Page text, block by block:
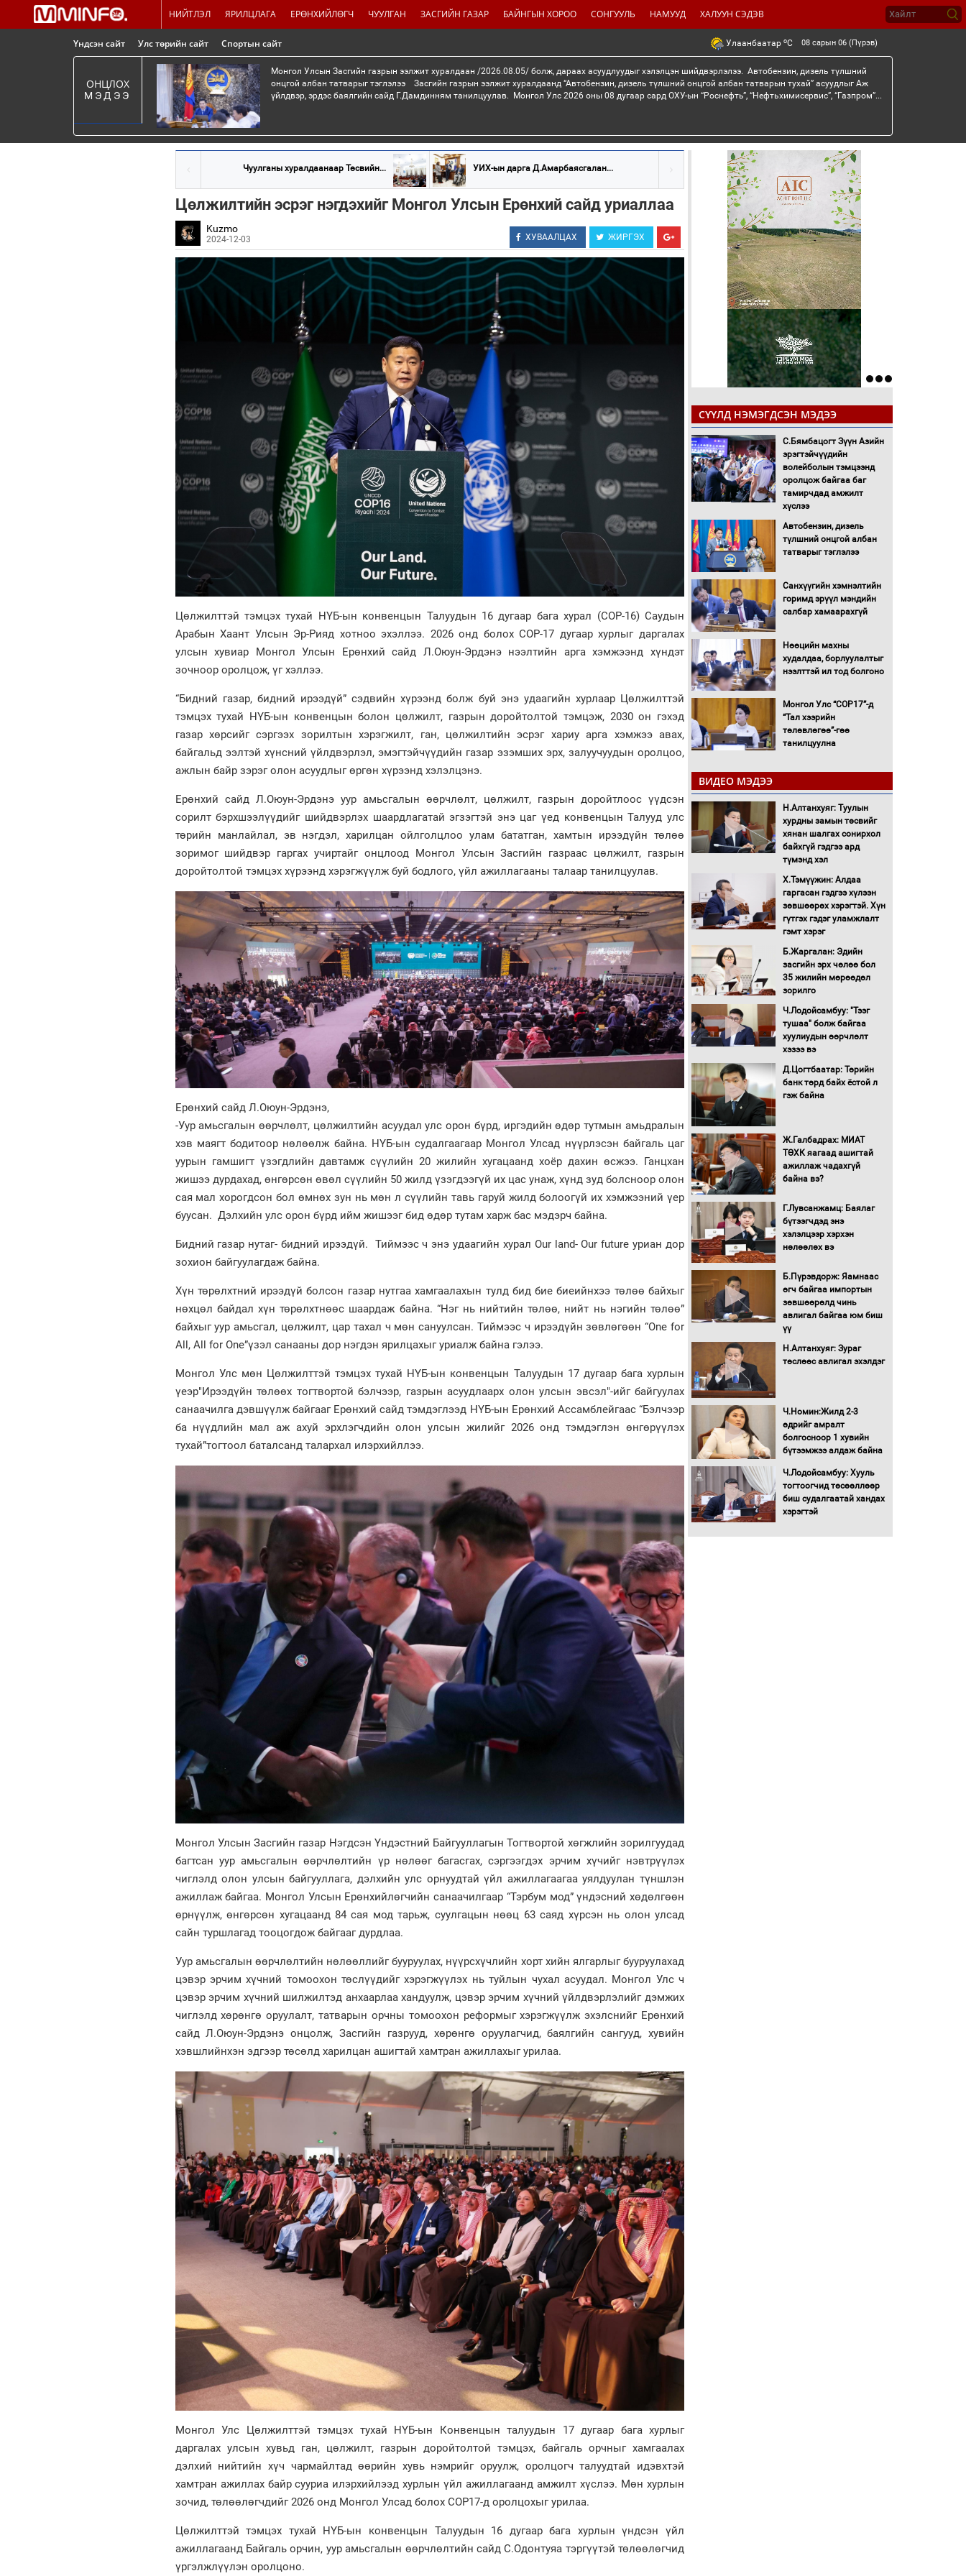
НИЙТЛЭЛ ЯРИЛЦЛАГА ЕРӨНХИЙЛӨГЧ ЧУУЛГАН ЗАСГИЙН ГАЗАР БАЙНГЫН ХОРОО СОНГУУЛЬ НАМУУД ХАЛУУН СЭДЭВ
Үндсэн сайт Улс төрийн сайт Спортын сайт Улаанбаатар oC 08 сарын 06 (Пүрэв)
ОНЦЛОХ
МЭДЭЭ
Монгол Улсын Засгийн газрын ээлжит хуралдаан /2026.08.05/ болж, дараах асуудлуудыг хэлэлцэн шийдвэрлэлээ. Автобензин, дизель түлшний
онцгой албан татварыг тэглэлээ Засгийн газрын ээлжит хуралдаанд “Автобензин, дизель түлшний онцгой албан татварын тухай” асуудлыг Аж
үйлдвэр, эрдэс баялгийн сайд Г.Дамдинням танилцуулав. Монгол Улс 2026 оны 08 дугаар сард ОХУ-ын “Роснефть”, “Нефтьхимисервис”, “Газпром”...
Чуулганы хуралдаанаар Төсвийн... УИХ-ын дарга Д.Амарбаясгалан...
Цөлжилтийн эсрэг нэгдэхийг Монгол Улсын Ерөнхий сайд уриаллаа
Kuzmo
2024-12-03 ХУВААЛЦАХ ЖИРГЭХ
Цөлжилттэй тэмцэх тухай НҮБ-ын конвенцын Талуудын 16 дугаар бага хурал (COP-16) Саудын
Арабын Хаант Улсын Эр-Рияд хотноо эхэллээ. 2026 онд болох COP-17 дугаар хурлыг даргалах
улсын хувиар Монгол Улсын Ерөнхий сайд Л.Оюун-Эрдэнэ нээлтийн арга хэмжээнд хүндэт
зочноор оролцож, үг хэллээ.
“Бидний газар, бидний ирээдүй” сэдвийн хүрээнд болж буй энэ удаагийн хурлаар Цөлжилттэй
тэмцэх тухай НҮБ-ын конвенцын болон цөлжилт, газрын доройтолтой тэмцэж, 2030 он гэхэд
газар хөрсийг сэргээх зорилтын хэрэгжилт, ган, цөлжилтийн эсрэг хариу арга хэмжээ авах,
байгальд ээлтэй хүнсний үйлдвэрлэл, эмэгтэйчүүдийн газар эзэмших эрх, залуучуудын оролцоо,
ажлын байр зэрэг олон асуудлыг өргөн хүрээнд хэлэлцэнэ.
Ерөнхий сайд Л.Оюун-Эрдэнэ уур амьсгалын өөрчлөлт, цөлжилт, газрын доройтлоос үүдсэн
сорилт бэрхшээлүүдийг шийдвэрлэх шаардлагатай эгзэгтэй энэ цаг үед конвенцын Талууд улс
төрийн манлайлал, эв нэгдэл, харилцан ойлголцлоо улам бататган, хамтын ирээдүйн төлөө
зоримог шийдвэр гаргах учиртайг онцлоод Монгол Улсын Засгийн газраас цөлжилт, газрын
доройтолтой тэмцэх хүрээнд хэрэгжүүлж буй бодлого, үйл ажиллагааны талаар танилцуулав.
Ерөнхий сайд Л.Оюун-Эрдэнэ,
-Уур амьсгалын өөрчлөлт, цөлжилтийн асуудал улс орон бүрд, иргэдийн өдөр тутмын амьдралын
хэв маягт бодитоор нөлөөлж байна. НҮБ-ын судалгаагаар Монгол Улсад нүүрлэсэн байгаль цаг
уурын гамшигт үзэгдлийн давтамж сүүлийн 20 жилийн хугацаанд хоёр дахин өсжээ. Ганцхан
жишээ дурдахад, өнгөрсөн өвөл сүүлийн 50 жилд үзэгдээгүй их цас унаж, хүнд зуд болсноор олон
сая мал хорогдсон бол өмнөх зун нь мөн л сүүлийн тавь гаруй жилд болоогүй их хэмжээний үер
буусан. Дэлхийн улс орон бүрд ийм жишээг бид өдөр тутам харж бас мэдэрч байна.
Бидний газар нутаг- бидний ирээдүй. Тиймээс ч энэ удаагийн хурал Our land- Our future уриан дор
зохион байгуулагдаж байна.
Хүн төрөлхтний ирээдүй болсон газар нутгаа хамгаалахын тулд бид бие биеийнхээ төлөө байхыг
нөхцөл байдал хүн төрөлхтнөөс шаардаж байна. “Нэг нь нийтийн төлөө, нийт нь нэгийн төлөө”
байхыг уур амьсгал, цөлжилт, цар тахал ч мөн сануулсан. Тиймээс ч ирээдүйн зөвлөгөөн “One for
All, All for One”үзэл санааны дор нэгдэн ярилцахыг уриалж байна гэлээ.
Монгол Улс мөн Цөлжилттэй тэмцэх тухай НҮБ-ын конвенцын Талуудын 17 дугаар бага хурлын
үеэр"Ирээдүйн төлөөх тогтвортой бэлчээр, газрын асуудлаарх олон улсын эвсэл"-ийг байгуулах
санаачилга дэвшүүлж байгааг Ерөнхий сайд тэмдэглээд НҮБ-ын Ерөнхий Ассамблейгаас “Бэлчээр
ба нүүдлийн мал аж ахуй эрхлэгчдийн олон улсын жилийг 2026 онд тэмдэглэн өнгөрүүлэх
тухай”тогтоол баталсанд талархал илэрхийллээ.
Монгол Улсын Засгийн газар Нэгдсэн Үндэстний Байгууллагын Тогтвортой хөгжлийн зорилгуудад
багтсан уур амьсгалын өөрчлөлтийн үр нөлөөг багасгах, сэргээгдэх эрчим хүчийг нэвтрүүлэх
чиглэлд олон улсын байгууллага, дэлхийн улс орнуудтай үйл ажиллагаагаа уялдуулан түншлэн
ажиллаж байгаа. Монгол Улсын Ерөнхийлөгчийн санаачилгаар “Тэрбум мод” үндэсний хөдөлгөөн
өрнүүлж, өнгөрсөн хугацаанд 84 сая мод тарьж, суулгацын нөөц 63 саяд хүрсэн нь олон улсад
сайн туршлагад тооцогдож байгааг дурдлаа.
Уур амьсгалын өөрчлөлтийн нөлөөллийг бууруулах, нүүрсхүчлийн хорт хийн ялгарлыг бууруулахад
цэвэр эрчим хүчний томоохон төслүүдийг хэрэгжүүлэх нь туйлын чухал асуудал. Монгол Улс ч
цэвэр эрчим хүчний шилжилтэд анхаарлаа хандуулж, цэвэр эрчим хүчний үйлдвэрлэлийг дэмжих
чиглэлд хөрөнгө оруулалт, татварын орчны томоохон реформыг хэрэгжүүлж эхэлснийг Ерөнхий
сайд Л.Оюун-Эрдэнэ онцолж, Засгийн газрууд, хөрөнгө оруулагчид, баялгийн сангууд, хувийн
хэвшлийнхэн эдгээр төсөлд харилцан ашигтай хамтран ажиллахыг урилаа.
Монгол Улс Цөлжилттэй тэмцэх тухай НҮБ-ын Конвенцын талуудын 17 дугаар бага хурлыг
даргалах улсын хувьд ган, цөлжилт, газрын доройтолтой тэмцэх, байгаль орчныг хамгаалах
дэлхий нийтийн хүч чармайлтад өөрийн хувь нэмрийг оруулж, оролцогч талуудтай идэвхтэй
хамтран ажиллах байр сууриа илэрхийлээд хурлын үйл ажиллагаанд амжилт хүслээ. Мөн хурлын
зочид, төлөөлөгчдийг 2026 онд Монгол Улсад болох СОР17-д оролцохыг урилаа.
Цөлжилттэй тэмцэх тухай НҮБ-ын конвенцын Талуудын 16 дугаар бага хурлын үндсэн үйл
ажиллагаанд Байгаль орчин, уур амьсгалын өөрчлөлтийн сайд С.Одонтуяа тэргүүтэй төлөөлөгчид
үргэлжлүүлэн оролцоно.
СҮҮЛД НЭМЭГДСЭН МЭДЭЭ
С.Бямбацогт Зүүн Азийн
эрэгтэйчүүдийн
волейболын тэмцээнд
оролцож байгаа баг
тамирчдад амжилт
хүслээ
Автобензин, дизель
түлшний онцгой албан
татварыг тэглэлээ
Санхүүгийн хэмнэлтийн
горимд эрүүл мэндийн
салбар хамаарахгүй
Нөөцийн махны
худалдаа, борлуулалтыг
нээлттэй ил тод болгоно
Монгол Улс “COP17”-д
“Тал хээрийн
төлөвлөгөө”-гөө
танилцуулна
журмыг баталлаа
Бүх шатанд хэмнэлтийн
горимд шилжиж, найр
наадам, зөвлөгөөн,
гадаад томилолтыг
хориглолоо
Сайд нар төсвөө хэрхэн
зарцуулах вэ?
Засгийн газрын ээлжит
хуралдаан болж байна
Автомашинд улсын
дугаарын тэгш,
сондгойгоор шатахуун
олгоно
Бага орлоготой
иргэдийн орлогод
Хөшөө бүтсэн түүхийг
өгүүлэх 7 баримт
тахих төрийн тахилгын
ёслол боллоо
асуудлыг цэгцлэх
чиглэлээр
Монголбанкны
удирдлагад 30 хоногийн
хугацаатай үүрэг өглөө
Ерөнхий сайд Н.Учрал
олимпиадын хүрээнд
Энэ намар 1-6 дугаар
ангийн хүүхдүүдэд
сургуулийн автобус
үйлчилнэ
Аймгуудад баригдаж
буй ДЦС-ын төслийг
үргэлжүүлэх чиглэл
өглөө
Улсын хэмжээнд АИ-92
ВИДЕО МЭДЭЭ
Н.Алтанхуяг: Туулын
хурдны замын төсвийг
хянан шалгах сонирхол
байхгүй гэдгээ ард
түмэнд хэл
Х.Тэмүүжин: Алдаа
гаргасан гэдгээ хүлээн
зөвшөөрөх хэрэгтэй. Хүн
гүтгэх гэдэг уламжлалт
гэмт хэрэг
Б.Жаргалан: Эдийн
засгийн эрх чөлөө бол
35 жилийн мөрөөдөл
зорилго
Ч.Лодойсамбуу: "Тээг
тушаа" болж байгаа
хуулиудын өөрчлөлт
хэзээ вэ
Д.Цогтбаатар: Төрийн
банк төрд байх ёстой л
гэж байна
Ж.Галбадрах: МИАТ
ТӨХК яагаад ашигтай
ажиллаж чадахгүй
байна вэ?
Г.Лувсанжамц: Баялаг
бүтээгчдэд энэ
хэлэлцээр хэрхэн
нөлөөлөх вэ
Б.Пүрэвдорж: Яамнаас
өгч байгаа импортын
зөвшөөрөлд чинь
авлигал байгаа юм биш
үү
Н.Алтанхуяг: Зураг
төслөөс авлигал эхэлдэг
Ч.Номин:Жилд 2-3
өдрийг амралт
болгосноор 1 хувийн
бүтээмжээ алдаж байна
Ч.Лодойсамбуу: Хууль
тогтоогчид төсөөллөөр
биш судалгаатай хандах
хэрэгтэй